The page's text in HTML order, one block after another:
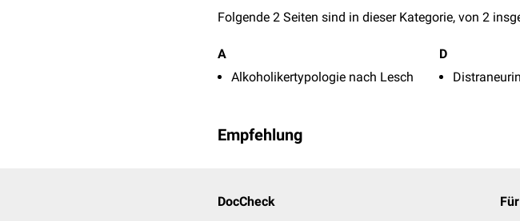
Folgende 2 Seiten sind in dieser Kategorie, von 2
A
Alkoholikertypologie nach Lesch
D
Empfehlung
DocCheck